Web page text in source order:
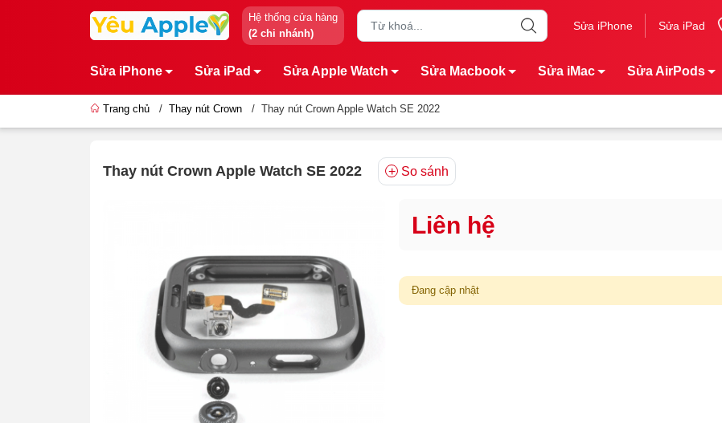
Hệ thống cửa hàng
(2 chi nhánh)
Sửa iPhone Sửa iPad
Sửa iPhone Sửa iPad Sửa Apple Watch Sửa Macbook Sửa iMac Sửa AirPods
Trang chủ / Thay nút Crown / Thay nút Crown Apple Watch SE 2022
Thay nút Crown Apple Watch SE 2022 So sánh
Liên hệ
Đang cập nhật